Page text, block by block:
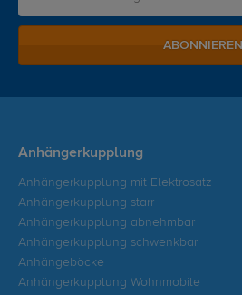
ABONNIEREN
Anhängerkupplung
Anhängerkupplung mit Elektrosatz
Anhängerkupplung starr
Anhängerkupplung abnehmbar
Anhängerkupplung schwenkbar
Anhängeböcke
Anhängerkupplung Wohnmobile